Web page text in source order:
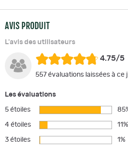
AVIS PRODUIT
L'avis des utilisateurs
4.75/5
557 évaluations laissées à ce
Les évaluations
5 étoiles
4 étoiles 11%
3 étoiles 1%